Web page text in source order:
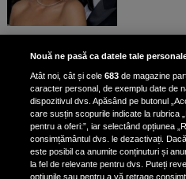
Unde
iubita
casa
suntem
etaje”
Oana
Nouă ne pasă ca datele tale
Atât noi, cât și cele683 de magazine
caracter personal, de exemplu date de
dispozitivul dvs. Apăsând pe butonul
care susțin scopurile indicate la rubrica
pentru a oferi:”, iar selectând opțiunea
consimțământul dvs. le dezactivați.
este posibil ca anumite conținuturi și
la fel de relevante pentru dvs. Puteți
opțiunile sau pentru a vă retrage